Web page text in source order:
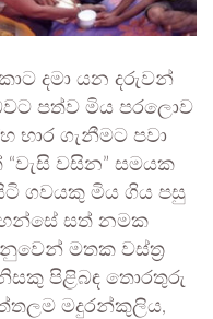
දමා යන දරුවන්
පත්ව මිය පරලොව
භාර ගැනීමට පවා
වසින” සමයක
ගවයකු මිය ගිය පසු
සත් නමක
මතක වස්ත්‍ර
පිළිබඳ තොරතුරු
මදුරන්කුලිය,